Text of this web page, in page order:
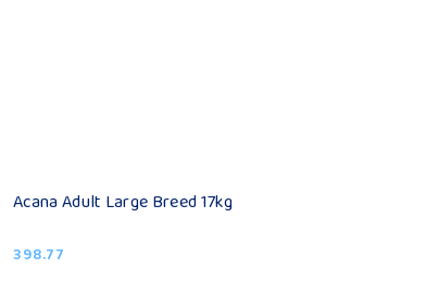
Acana Adult Large Breed 17kg
Cena:
398.77